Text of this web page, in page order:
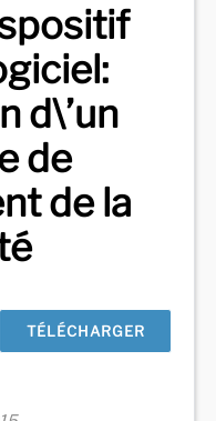
d\’un
de
de la
TÉLÉCHARGER